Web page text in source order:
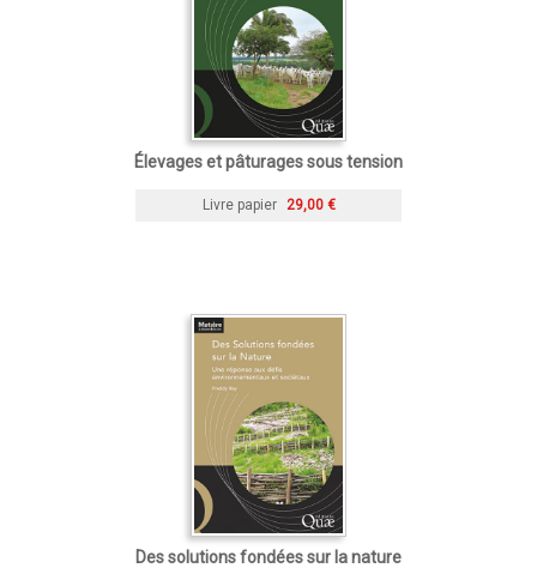
Élevages et pâturages sous tension
Livre papier 29,00 €
Des solutions fondées sur la nature